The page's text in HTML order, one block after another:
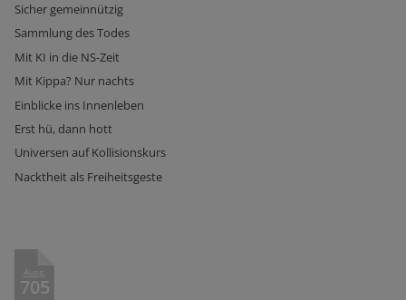
Sicher gemeinnützig
Sammlung des Todes
Mit KI in die NS-Zeit
Mit Kippa? Nur nachts
Einblicke ins Innenleben
Erst hü, dann hott
Universen auf Kollisionskurs
Nacktheit als Freiheitsgeste
Ausg.
705